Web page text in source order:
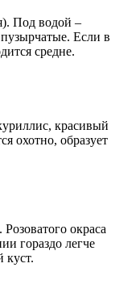
Под водой –
Если в
средне.
красивый
охотно, образует
окраса
гораздо легче
куст.